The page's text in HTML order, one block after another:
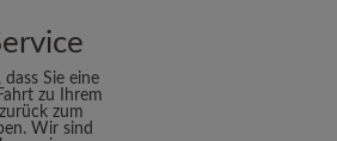
Sie eine
zu Ihrem
zum
Wir sind